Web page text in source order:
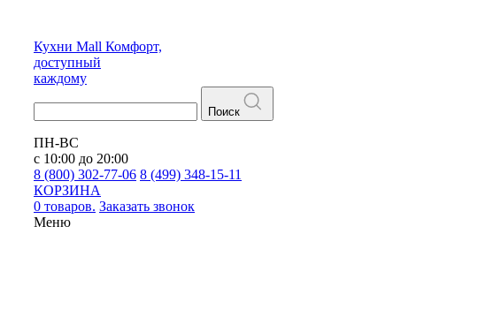
Кухни Mall Комфорт,
доступный
каждому
Поиск
ПН-ВС
с 10:00 до 20:00
8 (800) 302-77-06 8 (499) 348-15-11
КОРЗИНА
0 товаров. Заказать звонок
Меню